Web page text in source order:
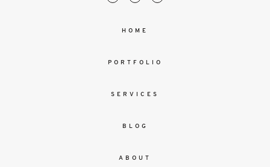
HOME
PORTFOLIO
SERVICES
BLOG
ABOUT